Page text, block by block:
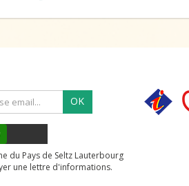
OK
du Pays de Seltz Lauterbourg
une lettre d'informations.